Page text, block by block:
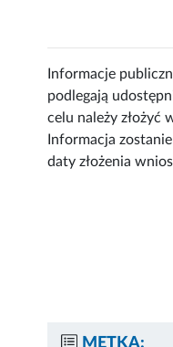
Informacje
podlegają
celu należy złożyć
Informacja
daty złożenia
METKA: